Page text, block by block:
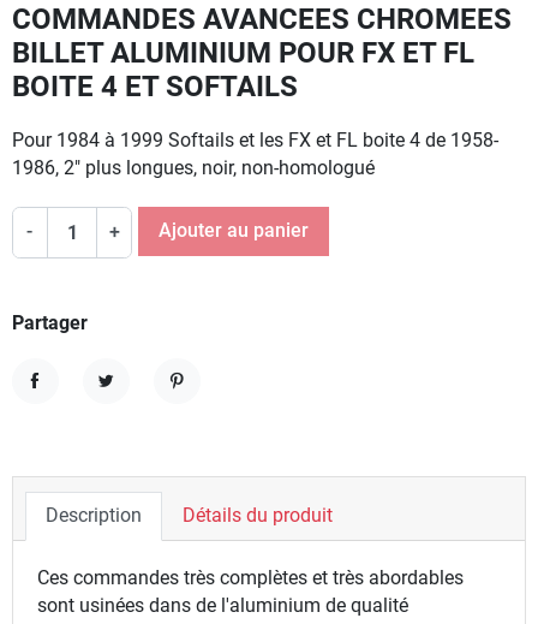
COMMANDES AVANCEES CHROMEES
BILLET ALUMINIUM POUR FX ET FL
BOITE 4 ET SOFTAILS
Pour 1984 à 1999 Softails et les FX et FL boite 4 de 1958-
1986, 2" plus longues, noir, non-homologué
- + Ajouter au panier
Partager
Description Détails du produit
Ces commandes très complètes et très abordables
sont usinées dans de l'aluminium de qualité